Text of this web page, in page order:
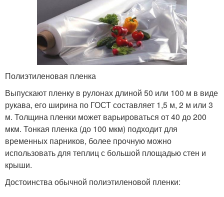
Полиэтиленовая пленка
Выпускают пленку в рулонах длиной 50 или 100 м в виде
рукава, его ширина по ГОСТ составляет 1,5 м, 2 м или 3
м. Толщина пленки может варьироваться от 40 до 200
мкм. Тонкая пленка (до 100 мкм) подходит для
временных парников, более прочную можно
использовать для теплиц с большой площадью стен и
крыши.
Достоинства обычной полиэтиленовой пленки: